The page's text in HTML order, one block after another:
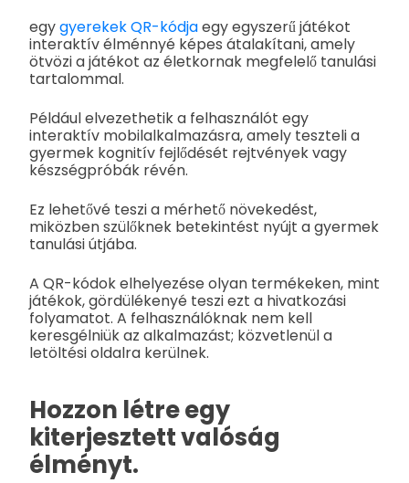
egygyerekek QR-kódjaegy egyszerű játékot
interaktív élménnyé képes átalakítani, amely
ötvözi a játékot az életkornak megfelelő tanulási
tartalommal.
Például elvezethetik a felhasználót egy
interaktív mobilalkalmazásra, amely teszteli a
gyermek kognitív fejlődését rejtvények vagy
készségpróbák révén.
Ez lehetővé teszi a mérhető növekedést,
miközben szülőknek betekintést nyújt a gyermek
tanulási útjába.
A QR-kódok elhelyezése olyan termékeken, mint
játékok, gördülékenyé teszi ezt a hivatkozási
folyamatot. A felhasználóknak nem kell
keresgélniük az alkalmazást; közvetlenül a
letöltési oldalra kerülnek.
Hozzon létre egy
kiterjesztett valóság
élményt.